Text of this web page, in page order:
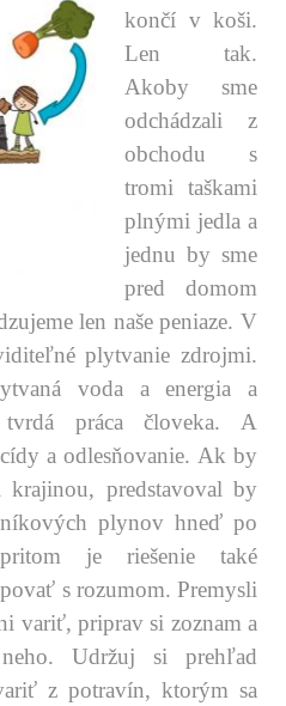
končí v koši.
Len tak.
Akoby sme
odchádzali z
obchodu s
tromi taškami
plnými jedla a
jednu by sme
pred domom
len naše peniaze. V
plytvanie zdrojmi.
voda a energia a
tvrdá práca človeka. A
a odlesňovanie. Ak by
predstavoval by
plynov hneď po
je riešenie také
s rozumom. Premysli
variť, priprav si zoznam a
Udržuj si prehľad
z potravín, ktorým sa